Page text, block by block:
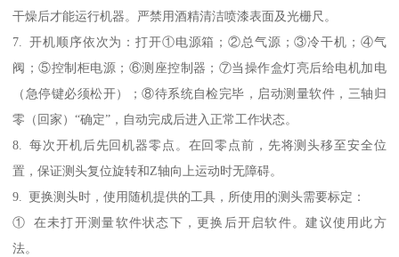
干燥后才能运行机器。严禁用酒精清洁喷漆表面及光栅尺。
7. 开机顺序依次为：打开①电源箱；②总气源；③冷干机；④气
阀；⑤控制柜电源；⑥测座控制器；⑦当操作盒灯亮后给电机加电
（急停键必须松开）；⑧待系统自检完毕，启动测量软件，三轴归
零（回家）“确定”，自动完成后进入正常工作状态。
8. 每次开机后先回机器零点。在回零点前，先将测头移至安全位
置，保证测头复位旋转和Z轴向上运动时无障碍。
9. 更换测头时，使用随机提供的工具，所使用的测头需要标定：
① 在未打开测量软件状态下，更换后开启软件。建议使用此方
法。